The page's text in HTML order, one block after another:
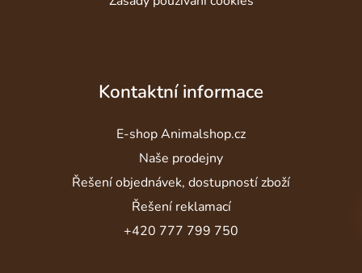
Kontaktní informace
E-shop Animalshop.cz
Naše prodejny
Řešení objednávek, dostupností zboží
Řešení reklamací
+420 777 799 750